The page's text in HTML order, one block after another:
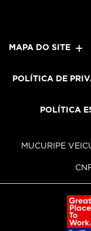
MAPA DO SITE
POLÍTICA DE
POLÍTICA
MUCURIPE